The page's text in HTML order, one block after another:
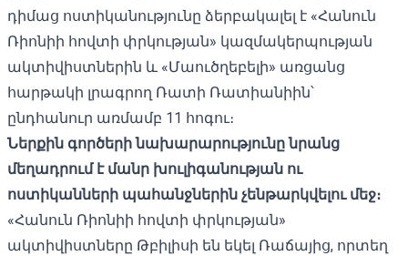
դիմաց ոստիկանությունը ձերբակալել է «Հանուն
Ռիոնիի հովտի փրկության» կազմակերպության
ակտիվիստներին և «Մաուծղեբելի» առցանց
հարթակի լրագրող Ռատի Ռատիանիին՝
ընդհանուր առմամբ 11 հոգու։
Ներքին գործերի նախարարությունը նրանց
մեղադրում է մանր խուլիգանության ու
ոստիկանների պահանջներին չենթարկվելու մեջ։
«Հանուն Ռիոնիի հովտի փրկության»
ակտիվիստները Թբիլիսի են եկել Ռաճայից, որտեղ